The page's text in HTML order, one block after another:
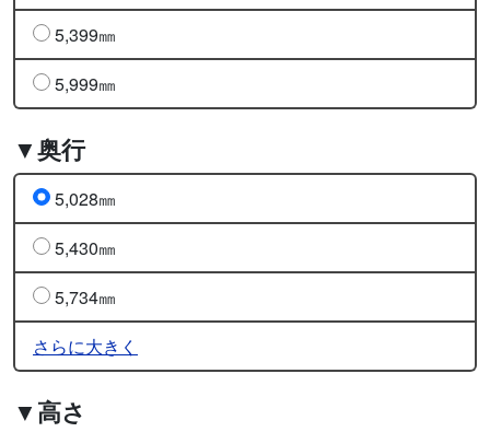
5,399㎜
5,999㎜
▼奥行
5,028㎜
5,430㎜
5,734㎜
さらに大きく
▼高さ